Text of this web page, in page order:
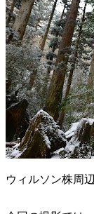
ウィルソン株周辺